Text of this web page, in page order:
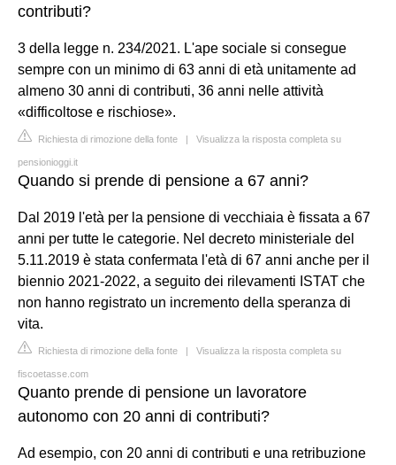
contributi?
3 della legge n. 234/2021. L'ape sociale si consegue
sempre con un minimo di 63 anni di età unitamente ad
almeno 30 anni di contributi, 36 anni nelle attività
«difficoltose e rischiose».
Richiesta di rimozione della fonte | Visualizza la risposta completa su
pensionioggi.it
Quando si prende di pensione a 67 anni?
Dal 2019 l'età per la pensione di vecchiaia è fissata a 67
anni per tutte le categorie. Nel decreto ministeriale del
5.11.2019 è stata confermata l'età di 67 anni anche per il
biennio 2021-2022, a seguito dei rilevamenti ISTAT che
non hanno registrato un incremento della speranza di
vita.
Richiesta di rimozione della fonte | Visualizza la risposta completa su
fiscoetasse.com
Quanto prende di pensione un lavoratore
autonomo con 20 anni di contributi?
Ad esempio, con 20 anni di contributi e una retribuzione